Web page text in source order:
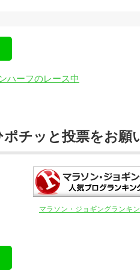
チッと投票をお願
マラソン・ジョギングランキ